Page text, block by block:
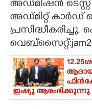
CONTACT US
അഡ്മിഷൻ ടെസ്റ്റ്
അഡ്മിറ്റ്
ഇഷ്യു ആരംഭിക്കുന്നു